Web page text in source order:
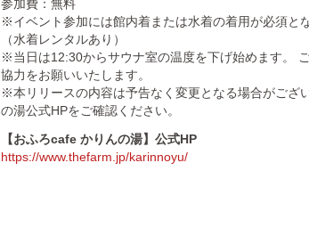
参加費：無料
※イベント参加には館内着または水着の着用が必須と
（水着レンタルあり）
※当日は12:30からサウナ室の温度を下げ始めます。
協力をお願いいたします。
※本リリースの内容は予告なく変更となる場合がござ
の湯公式HPをご確認ください。
【おふろcafe かりんの湯】公式HP
https://www.thefarm.jp/karinnoyu/